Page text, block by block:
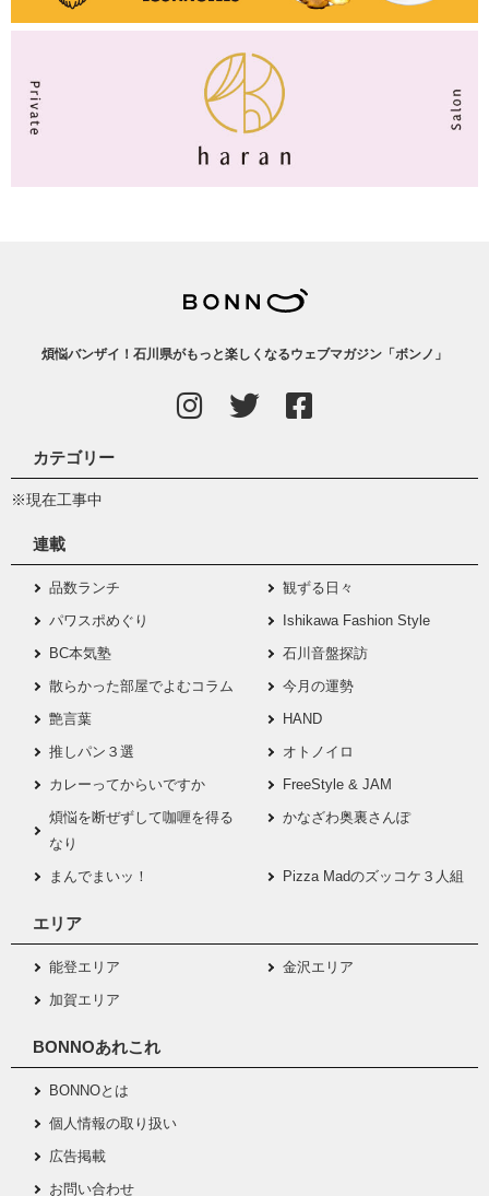
煩悩バンザイ！石川県がもっと楽しくなるウェブマガジン「ボンノ」
カテゴリー
※現在工事中
連載
品数ランチ
観ずる日々
パワスポめぐり
Ishikawa Fashion Style
BC本気塾
石川音盤探訪
散らかった部屋でよむコラム
今月の運勢
艶言葉
HAND
推しパン３選
オトノイロ
カレーってからいですか
FreeStyle & JAM
煩悩を断ぜずして咖喱を得る
なり
かなざわ奥裏さんぽ
まんでまいッ！ Pizza Madのズッコケ３人組
エリア
能登エリア
金沢エリア
加賀エリア
BONNOあれこれ
BONNOとは
個人情報の取り扱い
広告掲載
お問い合わせ